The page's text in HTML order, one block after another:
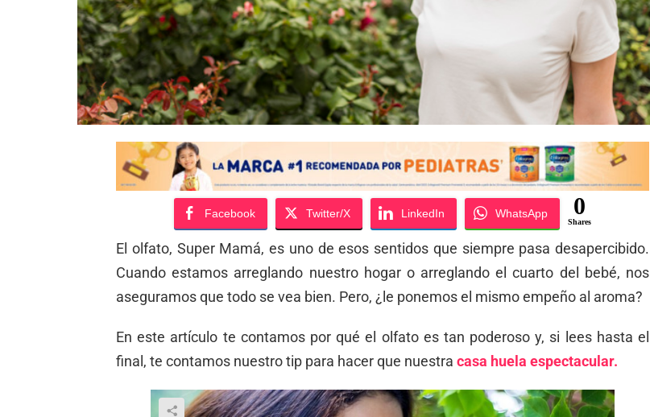
Facebook Twitter/X LinkedIn WhatsApp 0
Shares
El olfato, Super Mamá, es uno de esos sentidos que siempre pasa desapercibido.
Cuando estamos arreglando nuestro hogar o arreglando el cuarto del bebé, nos
aseguramos que todo se vea bien. Pero, ¿le ponemos el mismo empeño al aroma?
En este artículo te contamos por qué el olfato es tan poderoso y, si lees hasta el
final, te contamos nuestro tip para hacer que nuestra casa huela espectacular.